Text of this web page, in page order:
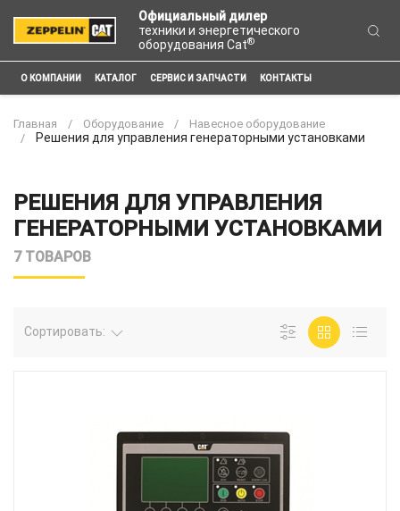
Официальный дилер
техники и энергетического
оборудования Cat®
О КОМПАНИИ КАТАЛОГ СЕРВИС И ЗАПЧАСТИ КОНТАКТЫ
Главная Оборудование Навесное оборудование
Решения для управления генераторными установками
РЕШЕНИЯ ДЛЯ УПРАВЛЕНИЯ
ГЕНЕРАТОРНЫМИ УСТАНОВКАМИ
7 ТОВАРОВ
Сортировать: